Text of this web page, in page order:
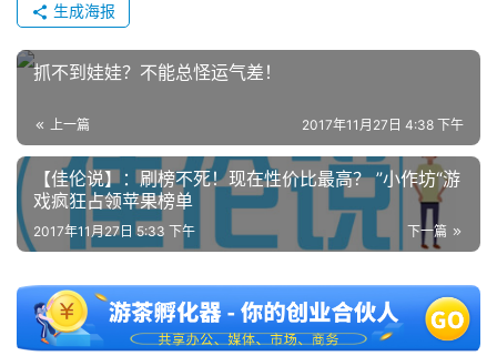
生成海报
抓不到娃娃？不能总怪运气差！
上一篇 2017年11月27日 4:38 下午
【佳伦说】：刷榜不死！现在性价比最高？ ”小作坊“游
戏疯狂占领苹果榜单
下一篇
2017年11月27日 5:33 下午